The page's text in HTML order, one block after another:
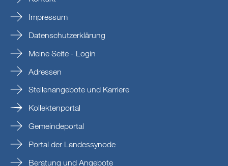
Impressum
Datenschutzerklärung
Meine Seite - Login
Adressen
Stellenangebote und Karriere
Kollektenportal
Gemeindeportal
Portal der Landessynode
Beratung und Angebote